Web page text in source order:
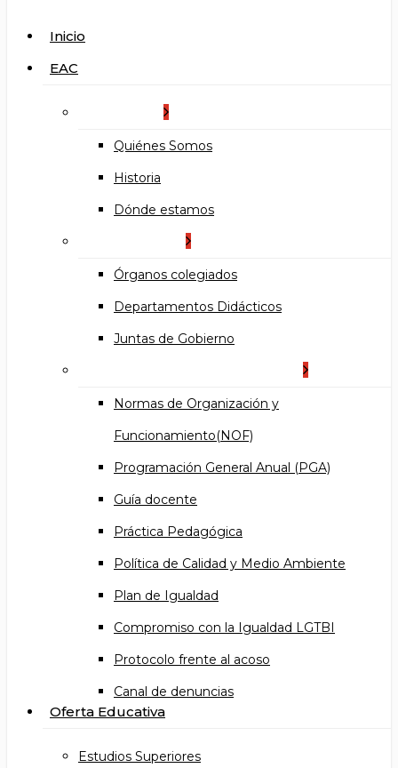
search
Menu
Inicio
EAC
Quiénes Somos
Historia
Dónde estamos
Órganos colegiados
Departamentos Didácticos
Juntas de Gobierno
Normas de Organización y
Funcionamiento(NOF)
Programación General Anual (PGA)
Guía docente
Práctica Pedagógica
Política de Calidad y Medio Ambiente
Plan de Igualdad
Compromiso con la Igualdad LGTBI
Protocolo frente al acoso
Canal de denuncias
Oferta Educativa
Estudios Superiores